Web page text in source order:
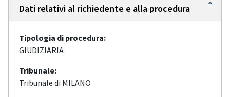
Dati relativi al richiedente e alla procedura
Tipologia di procedura:
GIUDIZIARIA
Tribunale:
Tribunale di MILANO